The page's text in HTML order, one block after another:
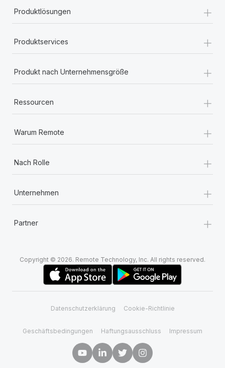
Produktlösungen +
Produktservices +
Produkt nach Unternehmensgröße +
Ressourcen +
Warum Remote +
Nach Rolle +
Unternehmen +
Partner +
Copyright © 2026. Remote Technology, Inc. All rights reserved.
Datenschutzerklärung Cookie-Richtlinie
Geschäftsbedingungen Haftungsausschluss Impressum